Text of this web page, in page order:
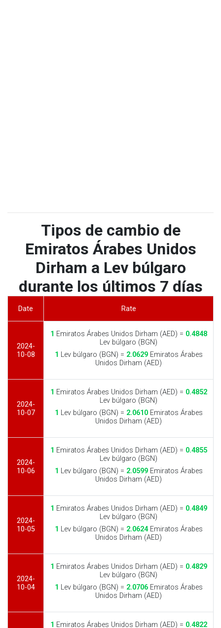
Tipos de cambio de
Emiratos Árabes Unidos
Dirham a Lev búlgaro
durante los últimos 7 días
Date Rate
2024-
10-08
1 Emiratos Árabes Unidos Dirham (AED) = 0.4848
Lev búlgaro (BGN)
1 Lev búlgaro (BGN) = 2.0629Emiratos Árabes
Unidos Dirham (AED)
2024-
10-07
1 Emiratos Árabes Unidos Dirham (AED) = 0.4852
Lev búlgaro (BGN)
1 Lev búlgaro (BGN) = 2.0610Emiratos Árabes
Unidos Dirham (AED)
2024-
10-06
1 Emiratos Árabes Unidos Dirham (AED) = 0.4855
Lev búlgaro (BGN)
1 Lev búlgaro (BGN) = 2.0599Emiratos Árabes
Unidos Dirham (AED)
2024-
10-05
1 Emiratos Árabes Unidos Dirham (AED) = 0.4849
Lev búlgaro (BGN)
1 Lev búlgaro (BGN) = 2.0624Emiratos Árabes
Unidos Dirham (AED)
2024-
10-04
1 Emiratos Árabes Unidos Dirham (AED) = 0.4829
Lev búlgaro (BGN)
1 Lev búlgaro (BGN) = 2.0706Emiratos Árabes
Unidos Dirham (AED)
1 Emiratos Árabes Unidos Dirham (AED) = 0.4822